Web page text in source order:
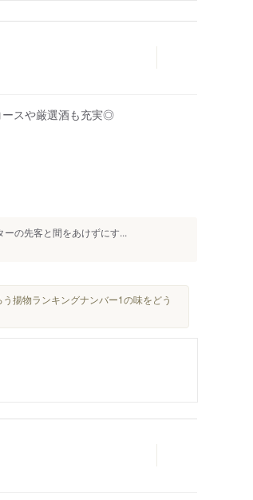
ースや厳選酒も充実◎
の先客と間をあけずにす...
揚物ランキングナンバー1の味をどう